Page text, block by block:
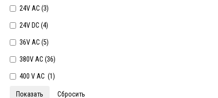
24V AC (3)
24V DC (4)
36V AC (5)
380V AC (36)
400 V AC (1)